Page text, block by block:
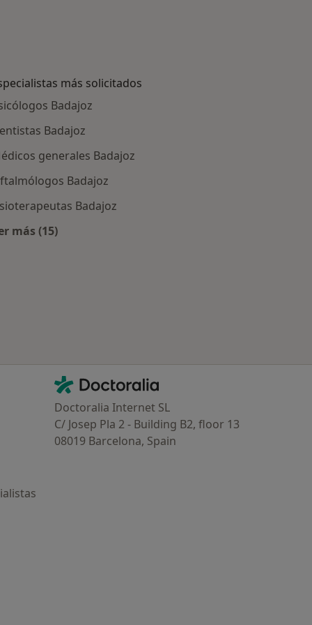
más solicitados
Badajoz
Badajoz
generales Badajoz
Badajoz
Badajoz
más (15)
Contacto
Doctoralia - Página de inicio
Doctoralia Internet SL
C/ Josep Pla 2 - Building B2, floor 13
08019 Barcelona, Spain